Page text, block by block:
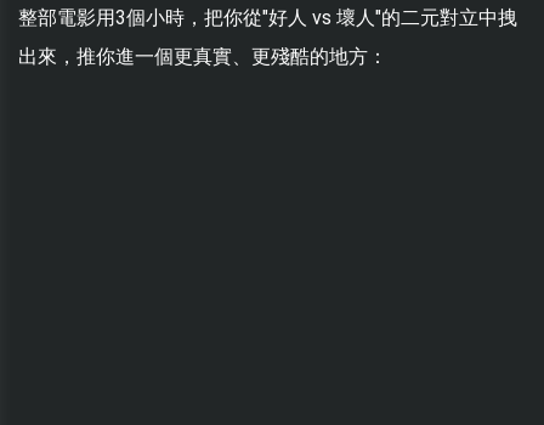
整部電影用3個小時，把你從"好人 vs 壞人"的二元對立中拽
出來，推你進一個更真實、更殘酷的地方：